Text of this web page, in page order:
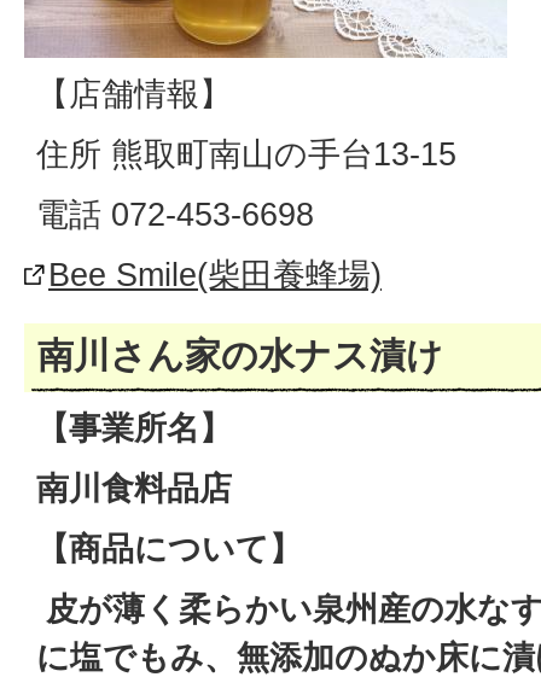
【店舗情報】
住所 熊取町南山の手台13-15
電話 072-453-6698
Bee Smile(柴田養蜂場)
南川さん家の水ナス漬け
【事業所名】
南川食料品店
【商品について】
皮が薄く柔らかい泉州産の水な
に塩でもみ、無添加のぬか床に